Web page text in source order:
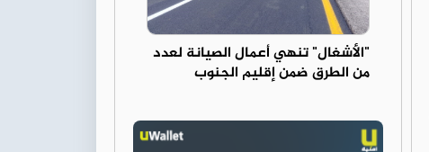
"الأشغال" تنهي أعمال الصيانة لعدد
من الطرق ضمن إقليم الجنوب